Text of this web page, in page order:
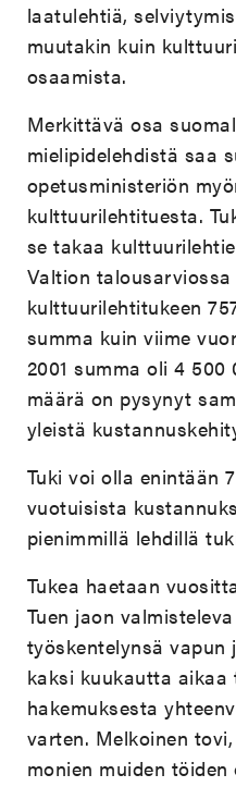
laatulehtiä,
muutakin kuin
osaamista.
Merkittävä osa
mielipidelehdistä saa
opetusministeriön
kulttuurilehtituesta.
se takaa
Valtion
kulttuurilehtitukeen
summa kuin viime
2001 summa oli 4 500
määrä on pysynyt
yleistä
Tuki voi olla enintään
vuotuisista
pienimmillä lehdillä
Tukea haetaan
Tuen jaon
työskentelynsä vapun
kaksi kuukautta
hakemuksesta
varten. Melkoinen
monien muiden